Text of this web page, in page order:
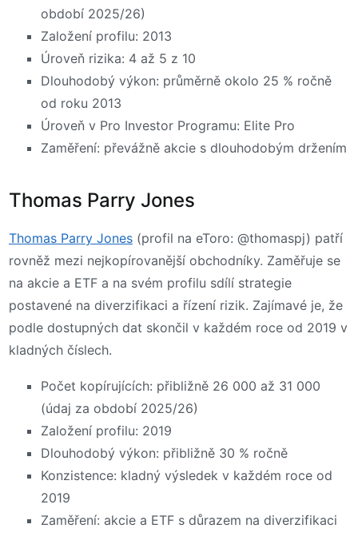
období 2025/26)
Založení profilu: 2013
Úroveň rizika: 4 až 5 z 10
Dlouhodobý výkon: průměrně okolo 25 % ročně
od roku 2013
Úroveň v Pro Investor Programu: Elite Pro
Zaměření: převážně akcie s dlouhodobým držením
Thomas Parry Jones
Thomas Parry Jones (profil na eToro: @thomaspj) patří
rovněž mezi nejkopírovanější obchodníky. Zaměřuje se
na akcie a ETF a na svém profilu sdílí strategie
postavené na diverzifikaci a řízení rizik. Zajímavé je, že
podle dostupných dat skončil v každém roce od 2019 v
kladných číslech.
Počet kopírujících: přibližně 26 000 až 31 000
(údaj za období 2025/26)
Založení profilu: 2019
Dlouhodobý výkon: přibližně 30 % ročně
Konzistence: kladný výsledek v každém roce od
2019
Zaměření: akcie a ETF s důrazem na diverzifikaci